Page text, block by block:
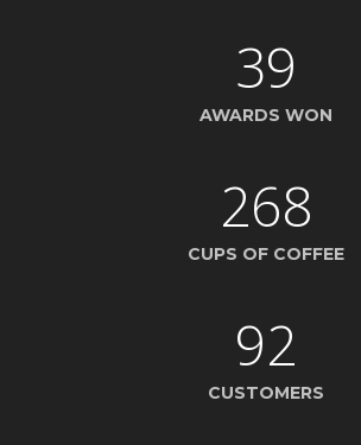
39
AWARDS WON
268
CUPS OF COFFEE
92
CUSTOMERS